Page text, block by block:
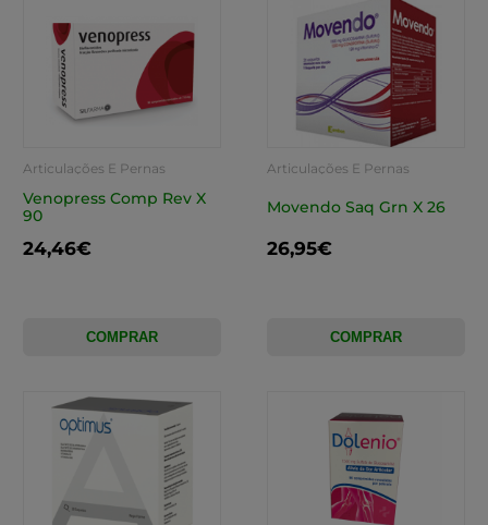
Articulações E Pernas
Venopress Comp Rev X
90
24,46€
COMPRAR
Articulações E Pernas
Movendo Saq Grn X 26
26,95€
COMPRAR